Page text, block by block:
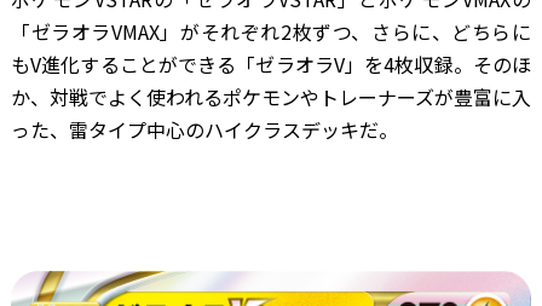
「ゼラオラVMAX」がそれぞれ2枚ずつ、さらに、どちらに
もV進化することができる「ゼラオラV」を4枚収録。そのほ
か、対戦でよく使われるポケモンやトレーナーズが豊富に入
った、雷タイプ中心のハイクラスデッキだ。